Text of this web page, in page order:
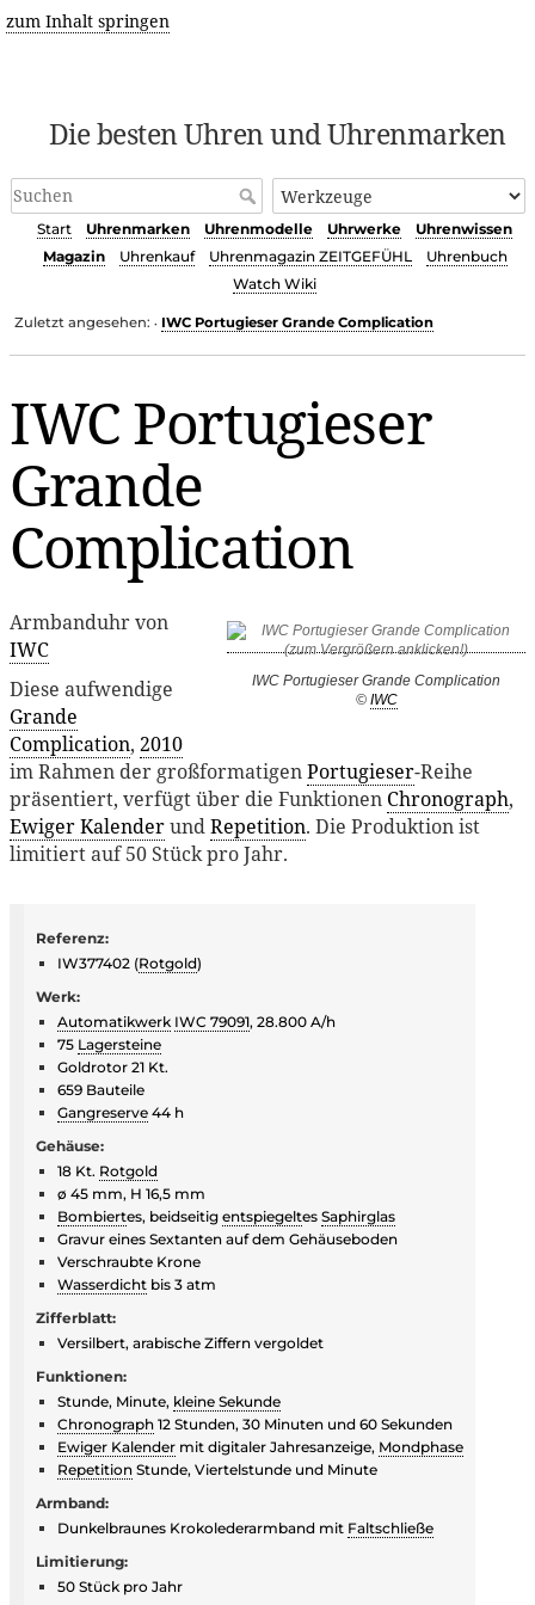
zum Inhalt springen
Die besten Uhren und Uhrenmarken
Start Uhrenmarken Uhrenmodelle Uhrwerke
Uhrenwissen
Magazin
Uhrenkauf Uhrenmagazin ZEITGEFÜHL
Uhrenbuch
Watch Wiki
Zuletzt angesehen: • IWC Portugieser Grande Complication
IWC Portugieser
Grande
Complication
IWC Portugieser Grande Complication
© IWC
Armbanduhr von
IWC
Diese aufwendige
Grande
Complication, 2010
im Rahmen der großformatigenPortugieser-Reihe
präsentiert, verfügt über die Funktionen Chronograph,
Ewiger KalenderundRepetition. Die Produktion ist
limitiert auf 50 Stück pro Jahr.
Referenz:
IW377402 (Rotgold)
Werk:
Automatikwerk IWC 79091, 28.800 A/h
75 Lagersteine
Goldrotor 21 Kt.
659 Bauteile
Gangreserve 44 h
Gehäuse:
18 Kt. Rotgold
ø 45 mm, H 16,5 mm
Bombiertes, beidseitig entspiegeltes Saphirglas
Gravur eines Sextanten auf dem Gehäuseboden
Verschraubte Krone
Wasserdicht bis 3 atm
Zifferblatt:
Versilbert, arabische Ziffern vergoldet
Funktionen:
Stunde, Minute, kleine Sekunde
Chronograph 12 Stunden, 30 Minuten und 60 Sekunden
Ewiger Kalender mit digitaler Jahresanzeige, Mondphase
Repetition Stunde, Viertelstunde und Minute
Armband:
Dunkelbraunes Krokolederarmband mit Faltschließe
Limitierung:
50 Stück pro Jahr